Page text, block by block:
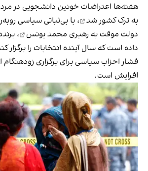
هفته‌ها اعتراضات خونین دانشجویی در
به ترک کشور شد
، با بی‌ثباتی سیاسی
دولت موقت به رهبری محمد یونس
،
داده است که سال آینده انتخابات را برگزار
فشار احزاب سیاسی برای برگزاری زودهنگام
افزایش است.